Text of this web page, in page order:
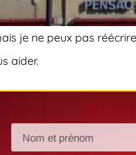
je ne peux pas
aider.